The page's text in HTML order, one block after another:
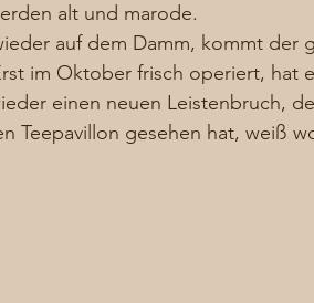
alt und marode.
auf dem Damm, kommt der
im Oktober frisch operiert, hat
einen neuen Leistenbruch,
Teepavillon gesehen hat, weiß